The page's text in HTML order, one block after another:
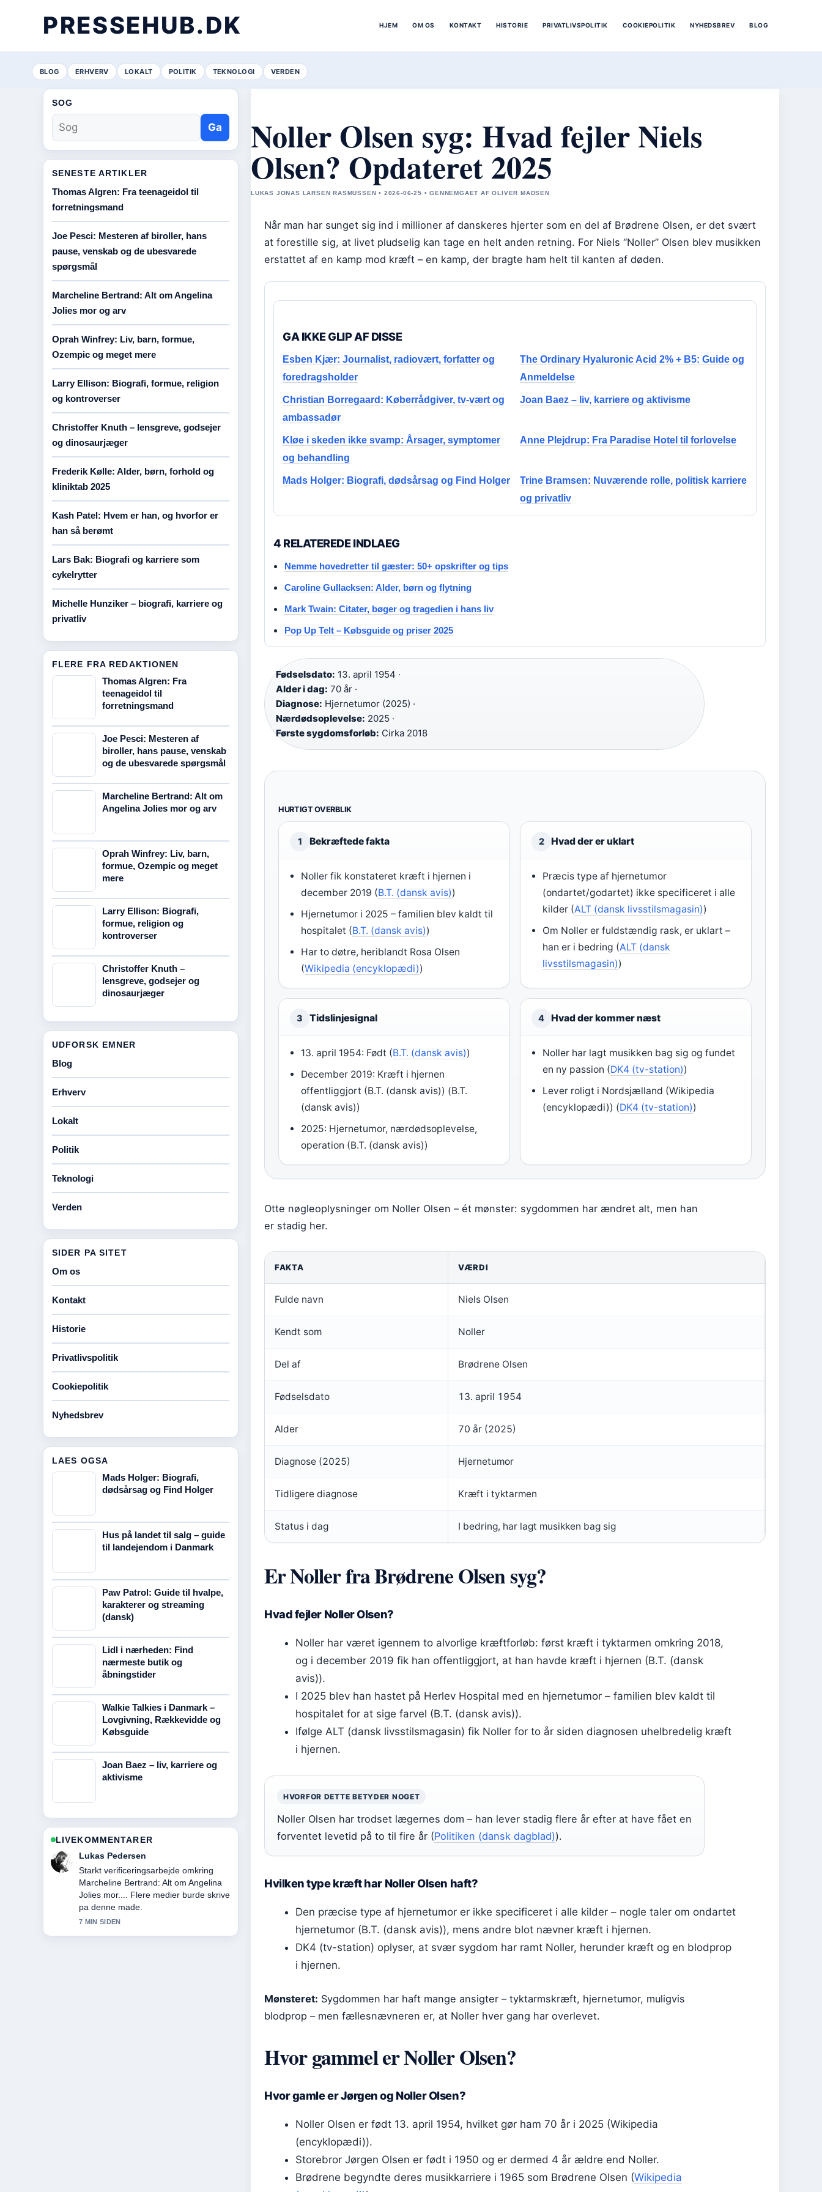
PRESSEHUB.DK HJEM OM OS KONTAKT HISTORIE PRIVATLIVSPOLITIK COOKIEPOLITIK NYHEDSBREV BLOG
BLOG ERHVERV LOKALT POLITIK TEKNOLOGI VERDEN
Noller Olsen syg: Hvad fejler Niels
Olsen? Opdateret 2025
LUKAS JONAS LARSEN RASMUSSEN • 2026-06-25 • GENNEMGAET AF OLIVER MADSEN
Når man har sunget sig ind i millioner af danskeres hjerter som en del af Brødrene Olsen, er det svært
at forestille sig, at livet pludselig kan tage en helt anden retning. For Niels “Noller” Olsen blev musikken
erstattet af en kamp mod kræft – en kamp, der bragte ham helt til kanten af døden.
GA IKKE GLIP AF DISSE
Esben Kjær: Journalist, radiovært, forfatter og
foredragsholder
The Ordinary Hyaluronic Acid 2% + B5: Guide og
Anmeldelse
Christian Borregaard: Køberrådgiver, tv-vært og
ambassadør
Joan Baez – liv, karriere og aktivisme
Kløe i skeden ikke svamp: Årsager, symptomer
og behandling
Anne Plejdrup: Fra Paradise Hotel til forlovelse
Mads Holger: Biografi, dødsårsag og Find Holger
Trine Bramsen: Nuværende rolle, politisk karriere
og privatliv
4 RELATEREDE INDLAEG
Nemme hovedretter til gæster: 50+ opskrifter og tips
Caroline Gullacksen: Alder, børn og flytning
Mark Twain: Citater, bøger og tragedien i hans liv
Pop Up Telt – Købsguide og priser 2025
Fødselsdato: 13. april 1954 ·
Alder i dag: 70 år ·
Diagnose: Hjernetumor (2025) ·
Nærdødsoplevelse: 2025 ·
Første sygdomsforløb: Cirka 2018
HURTIGT OVERBLIK
1 Bekræftede fakta
Noller fik konstateret kræft i hjernen i
december 2019 (B.T. (dansk avis))
Hjernetumor i 2025 – familien blev kaldt til
hospitalet (B.T. (dansk avis))
Har to døtre, heriblandt Rosa Olsen
(Wikipedia (encyklopædi))
2 Hvad der er uklart
Præcis type af hjernetumor
(ondartet/godartet) ikke specificeret i alle
kilder (ALT (dansk livsstilsmagasin))
Om Noller er fuldstændig rask, er uklart –
han er i bedring (ALT (dansk
livsstilsmagasin))
3 Tidslinjesignal
13. april 1954: Født (B.T. (dansk avis))
December 2019: Kræft i hjernen
offentliggjort (B.T. (dansk avis)) (B.T.
(dansk avis))
2025: Hjernetumor, nærdødsoplevelse,
operation (B.T. (dansk avis))
4 Hvad der kommer næst
Noller har lagt musikken bag sig og fundet
en ny passion (DK4 (tv-station))
Lever roligt i Nordsjælland (Wikipedia
(encyklopædi)) (DK4 (tv-station))
Otte nøgleoplysninger om Noller Olsen – ét mønster: sygdommen har ændret alt, men han
er stadig her.
FAKTA VÆRDI
Fulde navn Niels Olsen
Kendt som Noller
Del af Brødrene Olsen
Fødselsdato 13. april 1954
Alder 70 år (2025)
Diagnose (2025) Hjernetumor
Tidligere diagnose Kræft i tyktarmen
Status i dag I bedring, har lagt musikken bag sig
Er Noller fra Brødrene Olsen syg?
Hvad fejler Noller Olsen?
Noller har været igennem to alvorlige kræftforløb: først kræft i tyktarmen omkring 2018,
og i december 2019 fik han offentliggjort, at han havde kræft i hjernen (B.T. (dansk
avis)).
I 2025 blev han hastet på Herlev Hospital med en hjernetumor – familien blev kaldt til
hospitalet for at sige farvel (B.T. (dansk avis)).
Ifølge ALT (dansk livsstilsmagasin) fik Noller for to år siden diagnosen uhelbredelig kræft
i hjernen.
HVORFOR DETTE BETYDER NOGET
Noller Olsen har trodset lægernes dom – han lever stadig flere år efter at have fået en
forventet levetid på to til fire år (Politiken (dansk dagblad)).
Hvilken type kræft har Noller Olsen haft?
Den præcise type af hjernetumor er ikke specificeret i alle kilder – nogle taler om ondartet
hjernetumor (B.T. (dansk avis)), mens andre blot nævner kræft i hjernen.
DK4 (tv-station) oplyser, at svær sygdom har ramt Noller, herunder kræft og en blodprop
i hjernen.
Mønsteret: Sygdommen har haft mange ansigter – tyktarmskræft, hjernetumor, muligvis
blodprop – men fællesnævneren er, at Noller hver gang har overlevet.
Hvor gammel er Noller Olsen?
Hvor gamle er Jørgen og Noller Olsen?
Noller Olsen er født 13. april 1954, hvilket gør ham 70 år i 2025 (Wikipedia
(encyklopædi)).
Storebror Jørgen Olsen er født i 1950 og er dermed 4 år ældre end Noller.
Brødrene begyndte deres musikkarriere i 1965 som Brødrene Olsen (Wikipedia
SOG
Ga
SENESTE ARTIKLER
Thomas Algren: Fra teenageidol til
forretningsmand
Joe Pesci: Mesteren af biroller, hans
pause, venskab og de ubesvarede
spørgsmål
Marcheline Bertrand: Alt om Angelina
Jolies mor og arv
Oprah Winfrey: Liv, barn, formue,
Ozempic og meget mere
Larry Ellison: Biografi, formue, religion
og kontroverser
Christoffer Knuth – lensgreve, godsejer
og dinosaurjæger
Frederik Kølle: Alder, børn, forhold og
kliniktab 2025
Kash Patel: Hvem er han, og hvorfor er
han så berømt
Lars Bak: Biografi og karriere som
cykelrytter
Michelle Hunziker – biografi, karriere og
privatliv
FLERE FRA REDAKTIONEN
Thomas Algren: Fra
teenageidol til
forretningsmand
Joe Pesci: Mesteren af
biroller, hans pause, venskab
og de ubesvarede spørgsmål
Marcheline Bertrand: Alt om
Angelina Jolies mor og arv
Oprah Winfrey: Liv, barn,
formue, Ozempic og meget
mere
Larry Ellison: Biografi,
formue, religion og
kontroverser
Christoffer Knuth –
lensgreve, godsejer og
dinosaurjæger
UDFORSK EMNER
Blog
Erhverv
Lokalt
Politik
Teknologi
Verden
SIDER PA SITET
Om os
Kontakt
Historie
Privatlivspolitik
Cookiepolitik
Nyhedsbrev
LAES OGSA
Mads Holger: Biografi,
dødsårsag og Find Holger
Hus på landet til salg – guide
til landejendom i Danmark
Paw Patrol: Guide til hvalpe,
karakterer og streaming
(dansk)
Lidl i nærheden: Find
nærmeste butik og
åbningstider
Walkie Talkies i Danmark –
Lovgivning, Rækkevidde og
Købsguide
Joan Baez – liv, karriere og
aktivisme
LIVEKOMMENTARER
Mikkel Madsen
Stark gennemgang af Thomas Algren:
Fra teenageidol til forretningsmand.
Det er den klareste opsummering jeg
har set i dag.
9 MIN SIDEN